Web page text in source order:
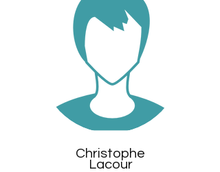
Christophe
Lacour